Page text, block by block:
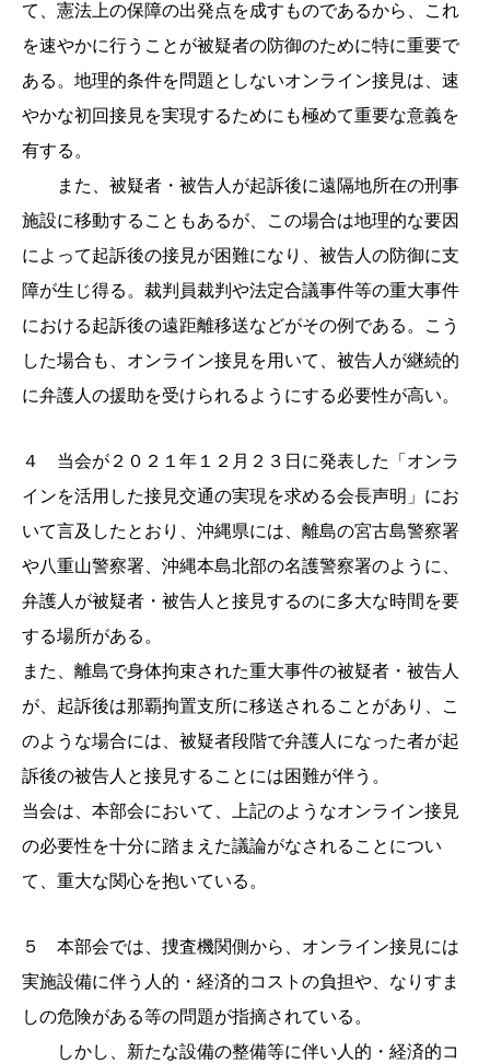
て、憲法上の保障の出発点を成すものであるから、これ
を速やかに行うことが被疑者の防御のために特に重要で
ある。地理的条件を問題としないオンライン接見は、速
やかな初回接見を実現するためにも極めて重要な意義を
有する。
また、被疑者・被告人が起訴後に遠隔地所在の刑事
施設に移動することもあるが、この場合は地理的な要因
によって起訴後の接見が困難になり、被告人の防御に支
障が生じ得る。裁判員裁判や法定合議事件等の重大事件
における起訴後の遠距離移送などがその例である。こう
した場合も、オンライン接見を用いて、被告人が継続的
に弁護人の援助を受けられるようにする必要性が高い。
４ 当会が２０２１年１２月２３日に発表した「オンラ
インを活用した接見交通の実現を求める会長声明」にお
いて言及したとおり、沖縄県には、離島の宮古島警察署
や八重山警察署、沖縄本島北部の名護警察署のように、
弁護人が被疑者・被告人と接見するのに多大な時間を要
する場所がある。
また、離島で身体拘束された重大事件の被疑者・被告人
が、起訴後は那覇拘置支所に移送されることがあり、こ
のような場合には、被疑者段階で弁護人になった者が起
訴後の被告人と接見することには困難が伴う。
当会は、本部会において、上記のようなオンライン接見
の必要性を十分に踏まえた議論がなされることについ
て、重大な関心を抱いている。
５ 本部会では、捜査機関側から、オンライン接見には
実施設備に伴う人的・経済的コストの負担や、なりすま
しの危険がある等の問題が指摘されている。
しかし、新たな設備の整備等に伴い人的・経済的コ